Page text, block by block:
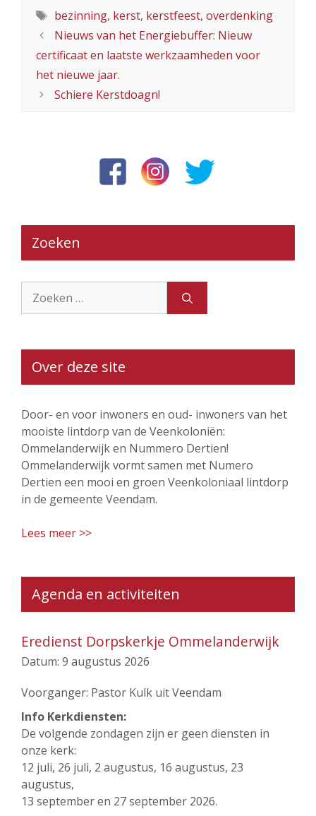
Tags
bezinning, kerst, kerstfeest, overdenking
Nieuws van het Energiebuffer: Nieuw
certificaat en laatste werkzaamheden voor
het nieuwe jaar.
Schiere Kerstdoagn!
Zoeken
naar:
Over deze site
Door- en voor inwoners en oud- inwoners van het
mooiste lintdorp van de Veenkoloniën:
Ommelanderwijk en Nummero Dertien!
Ommelanderwijk vormt samen met Numero
Dertien een mooi en groen Veenkoloniaal lintdorp
in de gemeente Veendam.
Lees meer >>
Agenda en activiteiten
Eredienst Dorpskerkje Ommelanderwijk
Datum: 9 augustus 2026
Voorganger: Pastor Kulk uit Veendam
Info Kerkdiensten:
De volgende zondagen zijn er geen diensten in
onze kerk:
12 juli, 26 juli, 2 augustus, 16 augustus, 23
augustus,
13 september en 27 september 2026.